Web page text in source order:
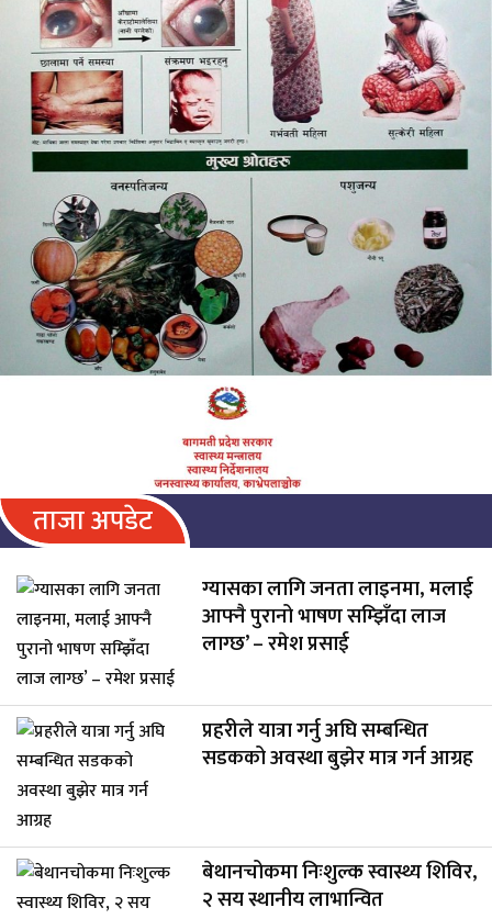
ताजा अपडेट
ग्यासका लागि जनता लाइनमा, मलाई
आफ्नै पुरानो भाषण सम्झिँदा लाज
लाग्छ’ – रमेश प्रसाई
प्रहरीले यात्रा गर्नु अघि सम्बन्धित
सडकको अवस्था बुझेर मात्र गर्न आग्रह
बेथानचोकमा निःशुल्क स्वास्थ्य शिविर,
२ सय स्थानीय लाभान्वित